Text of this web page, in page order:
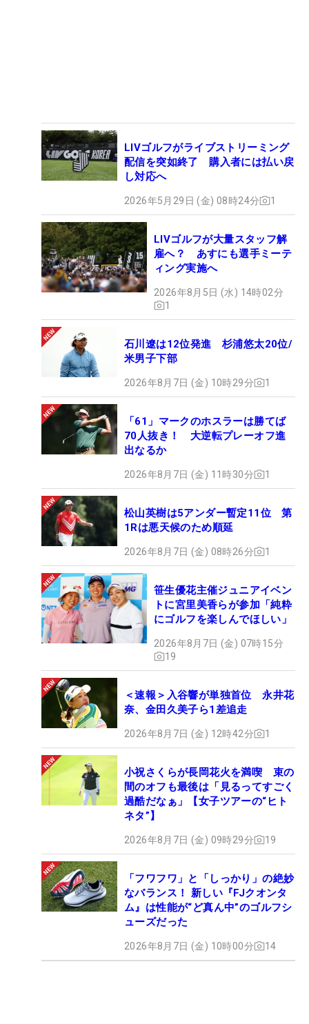
LIVゴルフがライブストリーミング
配信を突如終了 購入者には払い戻
し対応へ
2026年5月29日 (金) 08時24分 1
LIVゴルフが大量スタッフ解
雇へ？ あすにも選手ミーテ
ィング実施へ
2026年8月5日 (水) 14時02分
1
石川遼は12位発進 杉浦悠太20位/
米男子下部
2026年8月7日 (金) 10時29分 1
「61」マークのホスラーは勝てば
70人抜き！ 大逆転プレーオフ進
出なるか
2026年8月7日 (金) 11時30分 1
松山英樹は5アンダー暫定11位 第
1Rは悪天候のため順延
2026年8月7日 (金) 08時26分 1
笹生優花主催ジュニアイベン
トに宮里美香らが参加「純粋
にゴルフを楽しんでほしい」
2026年8月7日 (金) 07時15分
19
＜速報＞入谷響が単独首位 永井花
奈、金田久美子ら1差追走
2026年8月7日 (金) 12時42分 1
小祝さくらが長岡花火を満喫 束の
間のオフも最後は「見るってすごく
過酷だなぁ」【女子ツアーの“ヒト
ネタ”】
2026年8月7日 (金) 09時29分 19
「フワフワ」と「しっかり」の絶妙
なバランス！ 新しい『FJクオンタ
ム』は性能が“ど真ん中”のゴルフシ
ューズだった
2026年8月7日 (金) 10時00分 14